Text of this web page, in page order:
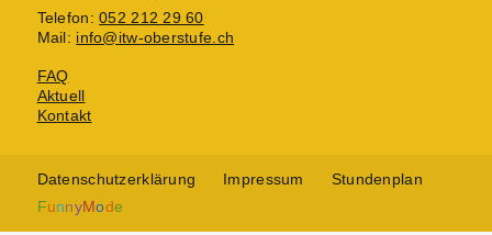
Telefon:052 212 29 60
Mail: info@itw-oberstufe.ch
FAQ
Aktuell
Kontakt
Datenschutzerklärung Impressum
Stundenplan
FunnyMode